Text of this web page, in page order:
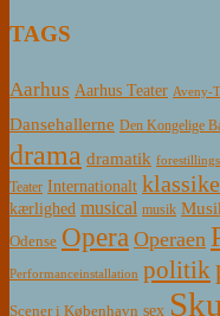
TAGS
Aarhus Aarhus Teater Aveny-T
Dansehallerne Den Kongelige
drama dramatik
Teater Internationalt
kærlighed musical musik
Odense Opera Operaen
Performanceinstallation politik
Scener i København sex